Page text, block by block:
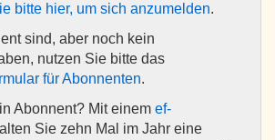
bitte hier, um sich anzumelden.
sind, aber noch kein
nutzen Sie bitte das
für Abonnenten.
Abonnent? Mit einem ef-
Sie zehn Mal im Jahr eine